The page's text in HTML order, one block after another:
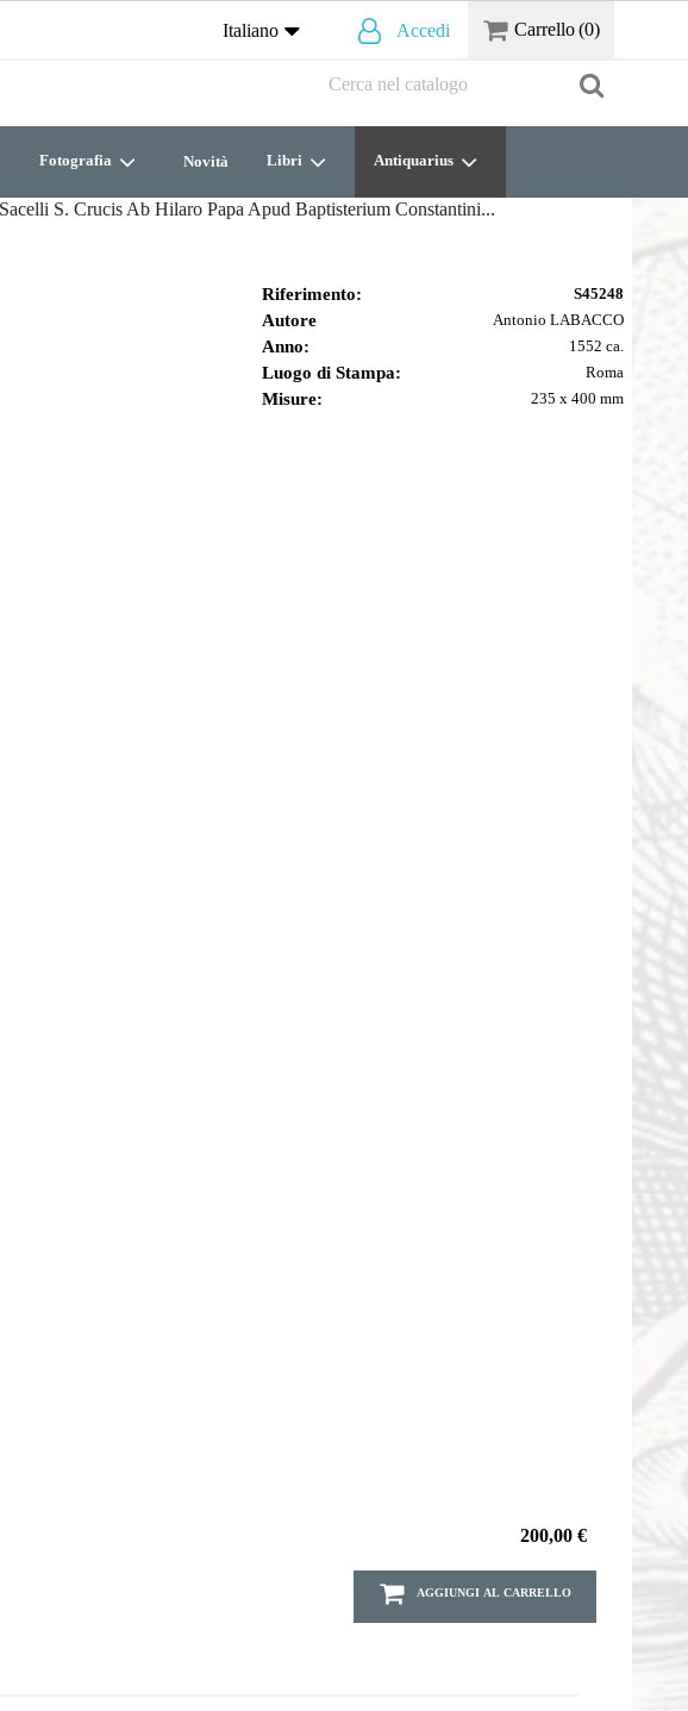
Italiano Accedi Carrello(0)
Fotografia Novità Libri Antiquarius
Sacelli S. Crucis Ab Hilaro Papa Apud Baptisterium Constantini...
Riferimento: S45248
Autore Antonio LABACCO
Anno: 1552 ca.
Luogo di Stampa: Roma
Misure: 235 x 400 mm
200,00 €
AGGIUNGI AL CARRELLO